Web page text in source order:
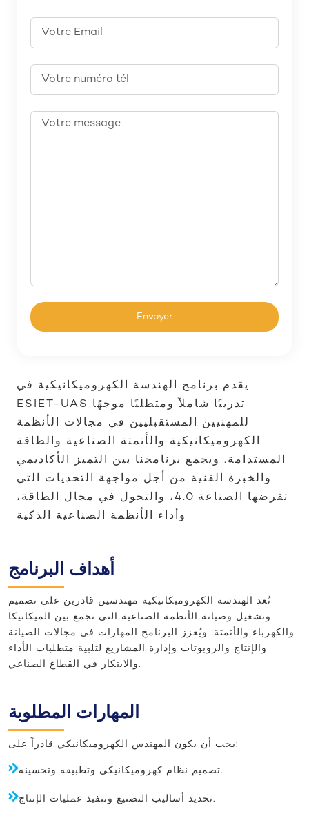
يقدم برنامج الهندسة الكهروميكانيكية في
ESIET-UAS تدريبًا شاملاً ومتطلبًا موجهًا
للمهنيين المستقبليين في مجالات الأنظمة
الكهروميكانيكية والأتمتة الصناعية والطاقة
المستدامة. ويجمع برنامجنا بين التميز الأكاديمي
والخبرة الفنية من أجل مواجهة التحديات التي
تفرضها الصناعة 4.0، والتحول في مجال الطاقة،
وأداء الأنظمة الصناعية الذكية
أهداف البرنامج
تُعد الهندسة الكهروميكانيكية مهندسين قادرين على تصميم
وتشغيل وصيانة الأنظمة الصناعية التي تجمع بين الميكانيكا
والكهرباء والأتمتة. ويُعزز البرنامج المهارات في مجالات الصيانة
والإنتاج والروبوتات وإدارة المشاريع لتلبية متطلبات الأداء
والابتكار في القطاع الصناعي.
المهارات المطلوبة
يجب أن يكون المهندس الكهروميكانيكي قادراً على:
تصميم نظام كهروميكانيكي وتطبيقه وتحسينه.
تحديد أساليب التصنيع وتنفيذ عمليات الإنتاج.